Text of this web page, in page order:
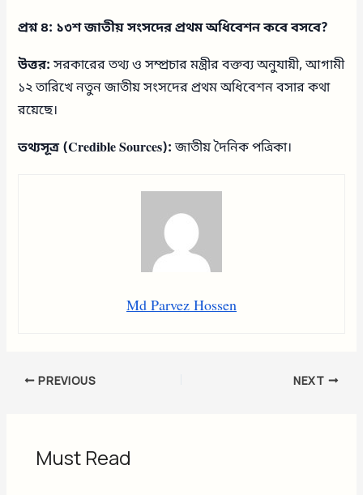
প্রশ্ন ৪: ১৩শ জাতীয় সংসদের প্রথম অধিবেশন কবে বসবে?
উত্তর:সরকারের তথ্য ও সম্প্রচার মন্ত্রীর বক্তব্য অনুযায়ী, আগামী
১২ তারিখে নতুন জাতীয় সংসদের প্রথম অধিবেশন বসার কথা
রয়েছে।
তথ্যসূত্র (Credible Sources):জাতীয় দৈনিক পত্রিকা।
Md Parvez Hossen
PREVIOUS NEXT
Must Read